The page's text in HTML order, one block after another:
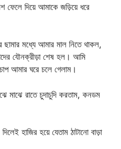
ফেলে দিয়ে আমাকে জড়িয়ে ধরে
মধ্যে আমার মাল নিতে থাকল,
যৌনক্রীড়া শেষ হল। আমি
আমার ঘরে চলে গেলাম।
মাঝে রাতে চুদাচুদি করতাম, কনডম
হাজির হয়ে যেতাম ঠাটানো বাড়া